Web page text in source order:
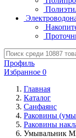
Профиль
Избранное 0
Главная
Каталог
Санфаянс
Раковины
Раковины
Умывальник